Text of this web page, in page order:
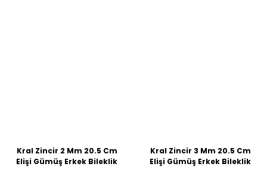
Kral Zincir 2 Mm 20.5 Cm
Elişi Gümüş Erkek Bileklik
Kral Zincir 3 Mm 20.5 Cm
Elişi Gümüş Erkek Bileklik